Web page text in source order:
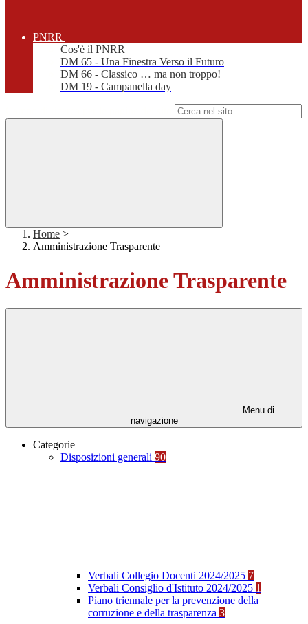
PNRR
Cos'è il PNRR
DM 65 - Una Finestra Verso il Futuro
DM 66 - Classico … ma non troppo!
DM 19 - Campanella day
Home >
Amministrazione Trasparente
Amministrazione Trasparente
Menu di
navigazione
Categorie
Disposizioni generali 90
Verbali Collegio Docenti 2024/2025 7
Verbali Consiglio d'Istituto 2024/2025 1
Piano triennale per la prevenzione della
corruzione e della trasparenza 3